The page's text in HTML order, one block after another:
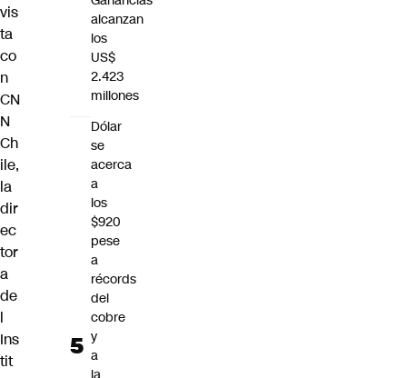
vis
ta
co
n
CN
N
Ch
ile,
la
dir
ec
tor
a
de
l
Ins
tit
alcanzan
los
US$
2.423
millones
Dólar
se
acerca
a
los
$920
pese
a
récords
del
cobre
y
a
la